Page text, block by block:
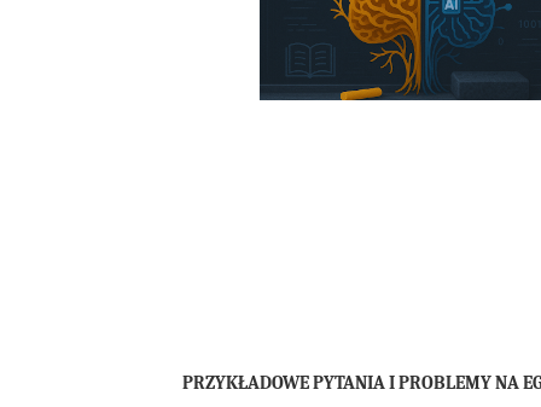
PRZYKŁADOWE PYTANIA I PROBLEMY NA